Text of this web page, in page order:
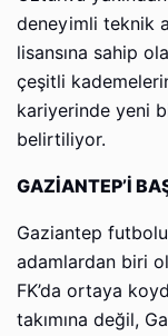
deneyimli teknik
lisansına sahip
çeşitli
kariyerinde yeni
belirtiliyor.
GAZİANTEP’İ
Gaziantep
adamlardan biri
FK’da ortaya
takımına değil,